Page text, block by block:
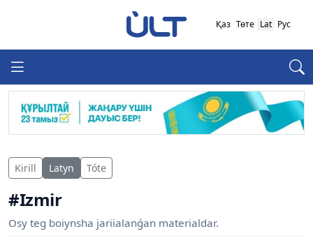
Қаз Төте Lat Рус
Kirill Latyn Tóte
#Izmir
Osy teg boiynsha jariialanǵan materialdar.